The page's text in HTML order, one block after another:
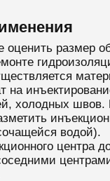
оценить размер
на
холодных швов.
водой).